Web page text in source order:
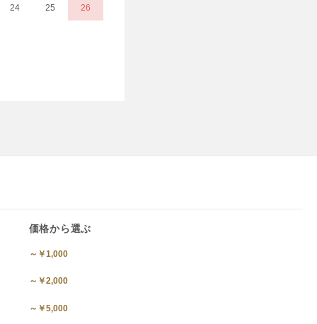
24 25 26
価格から選ぶ
～￥1,000
～￥2,000
～￥5,000